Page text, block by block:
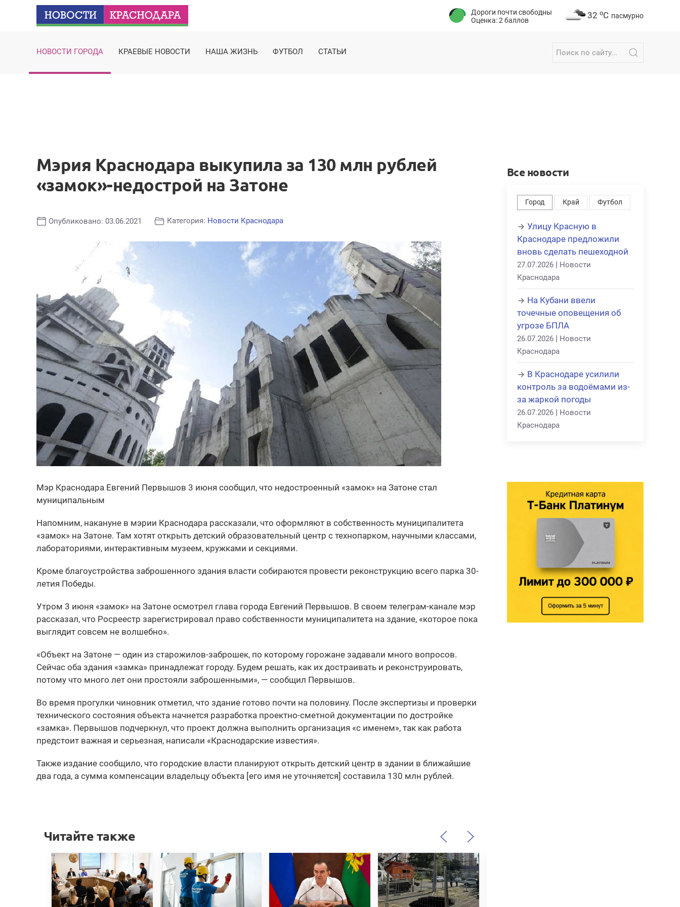
Дороги почти свободны
Оценка: 2 баллов
32 oC пасмурно
НОВОСТИ ГОРОДА КРАЕВЫЕ НОВОСТИ НАША ЖИЗНЬ ФУТБОЛ СТАТЬИ
Мэрия Краснодара выкупила за 130 млн рублей
«замок»-недострой на Затоне
Опубликовано: 03.06.2021 Категория: Новости Краснодара
Мэр Краснодара Евгений Первышов 3 июня сообщил, что недостроенный «замок» на Затоне стал
муниципальным
Напомним, накануне в мэрии Краснодара рассказали, что оформляют в собственность муниципалитета
«замок» на Затоне. Там хотят открыть детский образовательный центр с технопарком, научными классами,
лабораториями, интерактивным музеем, кружками и секциями.
Кроме благоустройства заброшенного здания власти собираются провести реконструкцию всего парка 30-
летия Победы.
Утром 3 июня «замок» на Затоне осмотрел глава города Евгений Первышов. В своем телеграм-канале мэр
рассказал, что Росреестр зарегистрировал право собственности муниципалитета на здание, «которое пока
выглядит совсем не волшебно».
«Объект на Затоне — один из старожилов-заброшек, по которому горожане задавали много вопросов.
Сейчас оба здания «замка» принадлежат городу. Будем решать, как их достраивать и реконструировать,
потому что много лет они простояли заброшенными», — сообщил Первышов.
Во время прогулки чиновник отметил, что здание готово почти на половину. После экспертизы и проверки
технического состояния объекта начнется разработка проектно-сметной документации по достройке
«замка». Первышов подчеркнул, что проект должна выполнить организация «с именем», так как работа
предстоит важная и серьезная, написали «Краснодарские известия».
Также издание сообщило, что городские власти планируют открыть детский центр в здании в ближайшие
два года, а сумма компенсации владельцу объекта [его имя не уточняется] составила 130 млн рублей.
Читайте также
Все новости
Город Край Футбол
Улицу Красную в
Краснодаре предложили
вновь сделать пешеходной
27.07.2026 | Новости
Краснодара
На Кубани ввели
точечные оповещения об
угрозе БПЛА
26.07.2026 | Новости
Краснодара
В Краснодаре усилили
контроль за водоёмами из-
за жаркой погоды
26.07.2026 | Новости
Краснодара